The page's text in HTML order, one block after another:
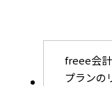
freee会
プランの